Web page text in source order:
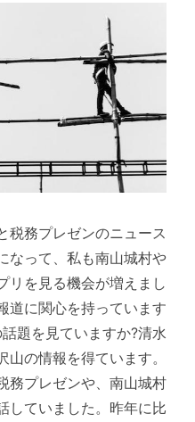
税務プレゼンのニュース
なって、私も南山城村や
リを見る機会が増えまし
道に関心を持っています
題を見ていますか?清水
の情報を得ています。
務プレゼンや、南山城村
していました。昨年に比